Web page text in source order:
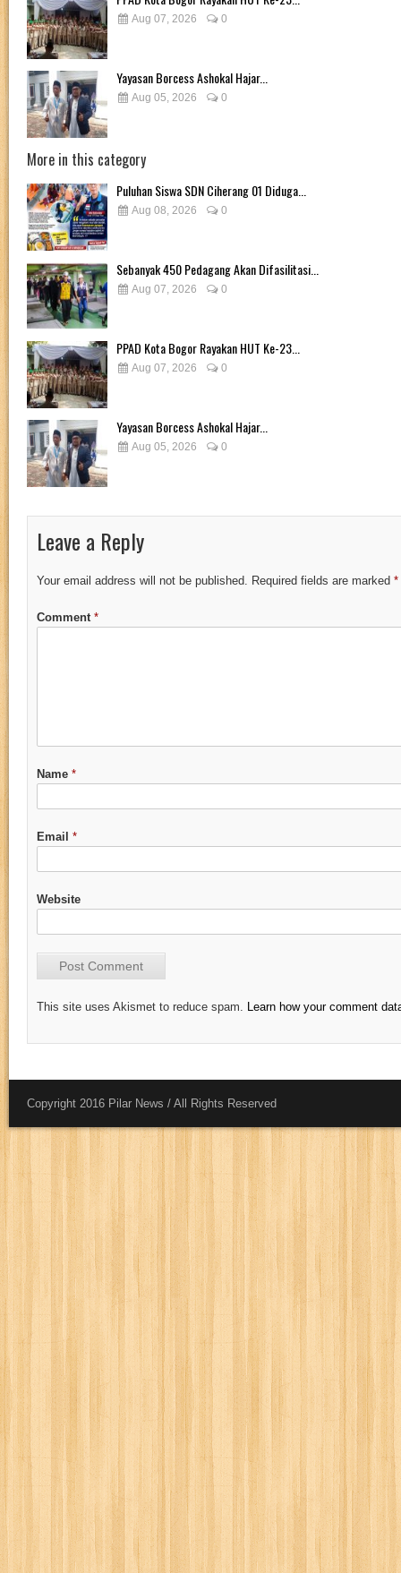
Aug 07, 2026 0
Yayasan Borcess Ashokal Hajar...
Aug 05, 2026 0
More in this category
Puluhan Siswa SDN Ciherang 01 Diduga...
Aug 08, 2026 0
Sebanyak 450 Pedagang Akan Difasilitasi...
Aug 07, 2026 0
PPAD Kota Bogor Rayakan HUT Ke-23...
Aug 07, 2026 0
Yayasan Borcess Ashokal Hajar...
Aug 05, 2026 0
Leave a Reply
Your email address will not be published. Required fields are marked *
Comment *
Name *
Email *
Website
This site uses Akismet to reduce spam. Learn how your comment
Copyright 2016 Pilar News / All Rights Reserved